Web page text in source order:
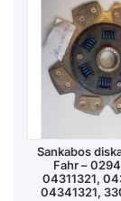
Sankabos
Fahr –
04311321,
04341321,